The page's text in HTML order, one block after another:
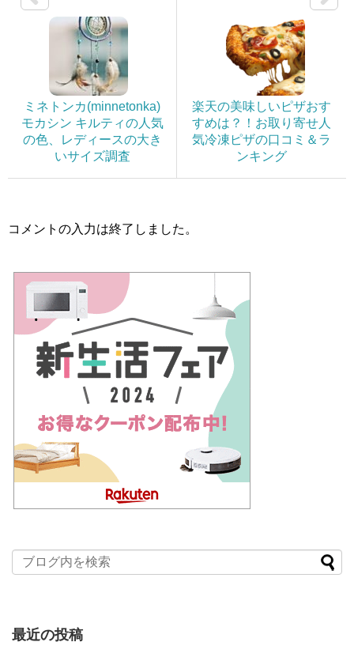
ミネトンカ(minnetonka)
モカシン キルティの人気
の色、レディースの大き
いサイズ調査
楽天の美味しいピザおす
すめは？！お取り寄せ人
気冷凍ピザの口コミ＆ラ
ンキング
コメントの入力は終了しました。
最近の投稿